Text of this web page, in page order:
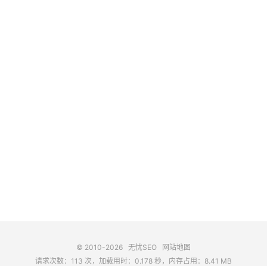
© 2010-2026 无忧SEO
网站地图
请求次数：113 次，加载用时：0.178 秒，内存占用：8.41 MB